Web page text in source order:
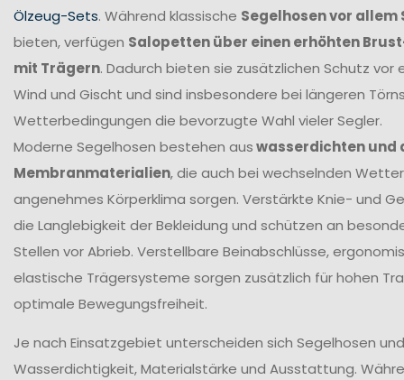
Ölzeug-Sets. Während klassische Segelhosen vor allem
bieten, verfügen Salopetten über einen erhöhten
mit Trägern. Dadurch bieten sie zusätzlichen Schutz vor
Wind und Gischt und sind insbesondere bei längeren
Wetterbedingungen die bevorzugte Wahl vieler Segler.
Moderne Segelhosen bestehen auswasserdichten und
Membranmaterialien, die auch bei wechselnden
angenehmes Körperklima sorgen. Verstärkte Knie- und
die Langlebigkeit der Bekleidung und schützen an
Stellen vor Abrieb. Verstellbare Beinabschlüsse,
elastische Trägersysteme sorgen zusätzlich für hohen
optimale Bewegungsfreiheit.
Je nach Einsatzgebiet unterscheiden sich Segelhosen
Wasserdichtigkeit, Materialstärke und Ausstattung.